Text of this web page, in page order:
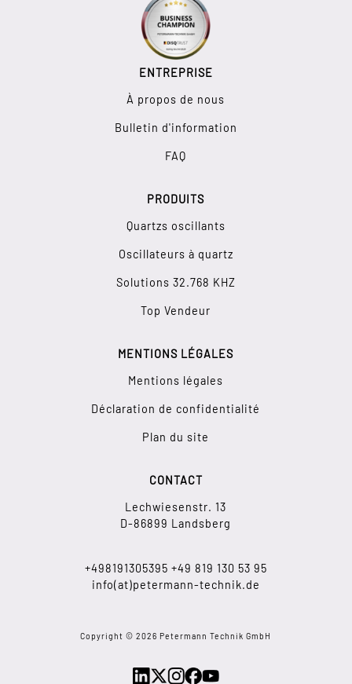
ENTREPRISE
À propos de nous
Bulletin d'information
FAQ
PRODUITS
Quartzs oscillants
Oscillateurs à quartz
Solutions 32.768 KHZ
Top Vendeur
MENTIONS LÉGALES
Mentions légales
Déclaration de confidentialité
Plan du site
CONTACT
Lechwiesenstr. 13
D-86899 Landsberg
+498191305395 +49 819 130 53 95
info(at)petermann-technik.de
Copyright © 2026 Petermann Technik GmbH